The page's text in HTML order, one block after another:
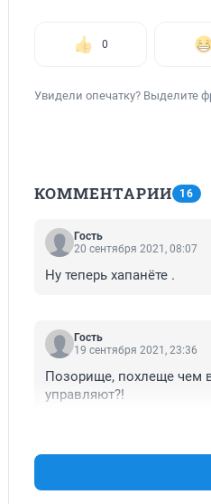
0
Увидели опечатку? Выделите
КОММЕНТАРИИ 16
Гость
20 сентября 2021, 08:07
Ну теперь хапанёте .
Гость
19 сентября 2021, 23:36
Позорище, похлеще чем
управляют?!